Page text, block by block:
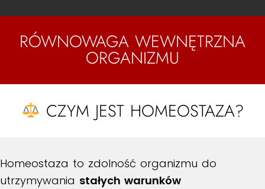
RÓWNOWAGA WEWNĘTRZNA
ORGANIZMU
CZYM JEST HOMEOSTAZA?
Homeostaza to zdolność organizmu do
utrzymywania stałych warunków